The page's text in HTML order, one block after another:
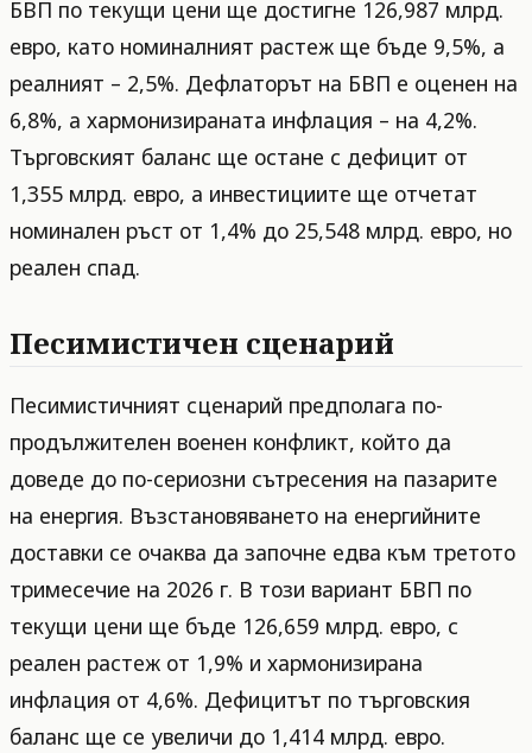
БВП по текущи цени ще достигне 126,987 млрд.
евро, като номиналният растеж ще бъде 9,5%, а
реалният – 2,5%. Дефлаторът на БВП е оценен на
6,8%, а хармонизираната инфлация – на 4,2%.
Търговският баланс ще остане с дефицит от
1,355 млрд. евро, а инвестициите ще отчетат
номинален ръст от 1,4% до 25,548 млрд. евро, но
реален спад.
Песимистичен сценарий
Песимистичният сценарий предполага по-
продължителен военен конфликт, който да
доведе до по-сериозни сътресения на пазарите
на енергия. Възстановяването на енергийните
доставки се очаква да започне едва към третото
тримесечие на 2026 г. В този вариант БВП по
текущи цени ще бъде 126,659 млрд. евро, с
реален растеж от 1,9% и хармонизирана
инфлация от 4,6%. Дефицитът по търговския
баланс ще се увеличи до 1,414 млрд. евро.